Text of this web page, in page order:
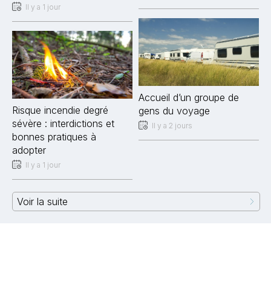
Il y a 1 jour
Risque incendie degré
sévère : interdictions et
bonnes pratiques à
adopter
Il y a 1 jour
Accueil d’un groupe de
gens du voyage
Il y a 2 jours
Voir la suite